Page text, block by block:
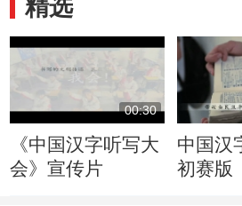
精选
00:30
《中国汉字听写大
会》宣传片
中国汉
初赛版